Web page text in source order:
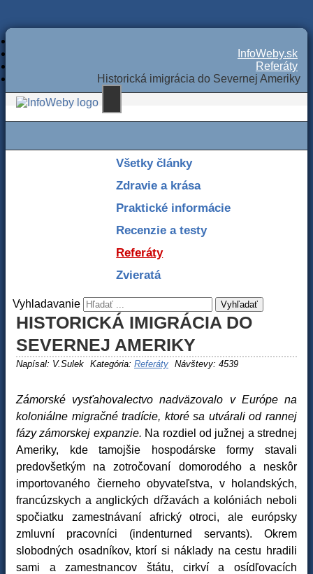
InfoWeby.sk
Referáty
Historická imigrácia do Severnej Ameriky
Všetky články
Zdravie a krása
Praktické informácie
Recenzie a testy
Referáty
Zvieratá
Vyhladavanie Vyhľadať
HISTORICKÁ IMIGRÁCIA DO
SEVERNEJ AMERIKY
Napísal: V.Sulek Kategória: Referáty Návštevy: 4539
Zámorské vysťahovalectvo nadväzovalo v Európe na
koloniálne migračné tradície, ktoré sa utvárali od rannej
fázy zámorskej expanzie. Na rozdiel od južnej a strednej
Ameriky, kde tamojšie hospodárske formy stavali
predovšetkým na zotročovaní domorodého a neskôr
importovaného čierneho obyvateľstva, v holandských,
francúzskych a anglických dŕžavách a kolóniách neboli
spočiatku zamestnávaní africký otroci, ale európsky
zmluvní pracovníci (indenturned servants). Okrem
slobodných osadníkov, ktorí si náklady na cestu hradili
sami a zamestnancov štátu, cirkví a osídľovacích